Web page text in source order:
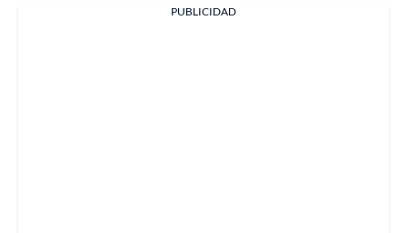
PUBLICIDAD